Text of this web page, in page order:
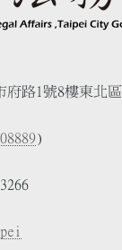
府路1號8樓東北區
)